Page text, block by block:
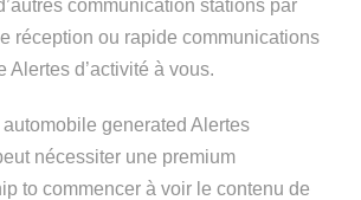
communication stations par
réception ou rapide communications
Alertes d’activité à vous.
automobile generated Alertes
nécessiter une premium
to commencer à voir le contenu de